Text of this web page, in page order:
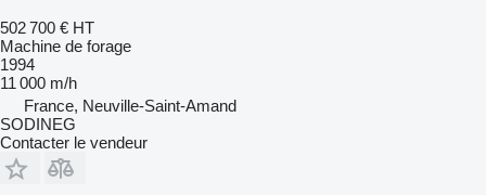
502 700 € HT
Machine de forage
1994
11 000 m/h
France, Neuville-Saint-Amand
SODINEG
Contacter le vendeur